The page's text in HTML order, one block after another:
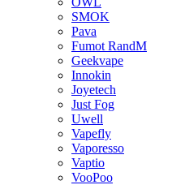
SMOK
Pava
Fumot RandM
Geekvape
Innokin
Joyetech
Just Fog
Uwell
Vapefly
Vaporesso
Vaptio
VooPoo